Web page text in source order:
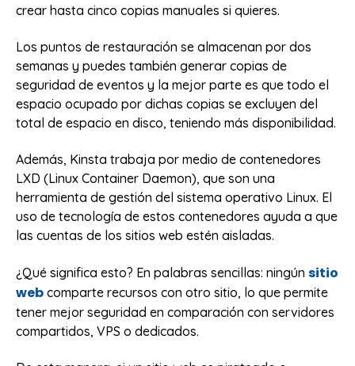
crear hasta cinco copias manuales si quieres.
Los puntos de restauración se almacenan por dos
semanas y puedes también generar copias de
seguridad de eventos y la mejor parte es que todo el
espacio ocupado por dichas copias se excluyen del
total de espacio en disco, teniendo más disponibilidad.
Además, Kinsta trabaja por medio de contenedores
LXD (Linux Container Daemon), que son una
herramienta de gestión del sistema operativo Linux. El
uso de tecnología de estos contenedores ayuda a que
las cuentas de los sitios web estén aisladas.
¿Qué significa esto? En palabras sencillas: ningún sitio
web comparte recursos con otro sitio, lo que permite
tener mejor seguridad en comparación con servidores
compartidos, VPS o dedicados.